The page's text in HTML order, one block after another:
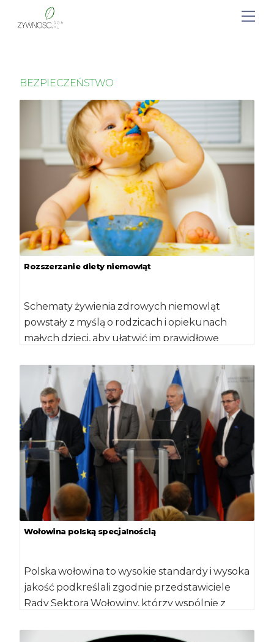
BEZPIECZEŃSTWO
Rozszerzanie diety niemowląt
Schematy żywienia zdrowych niemowląt
powstały z myślą o rodzicach i opiekunach
małych dzieci, aby ułatwić im prawidłowe
do „mlecznej” diety swoich […]
Wołowina polską specjalnością
Polska wołowina to wysokie standardy i wysoka
jakość podkreślali zgodnie przedstawiciele
Rady Sektora Wołowiny, którzy wspólnie z